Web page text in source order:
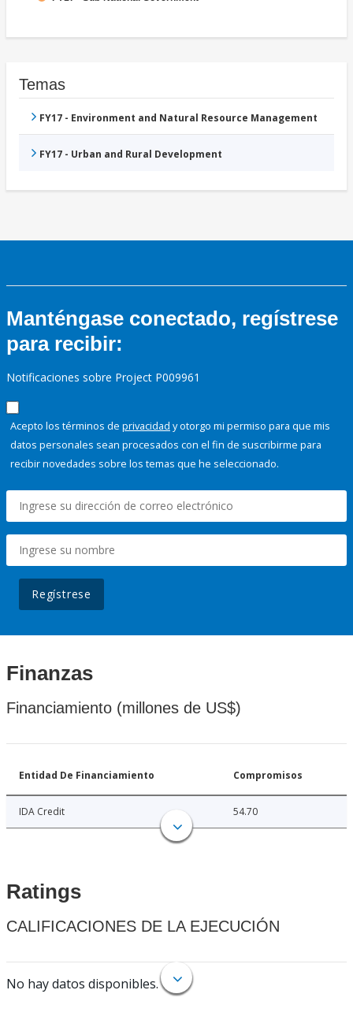
Temas
FY17 - Environment and Natural Resource Management
FY17 - Urban and Rural Development
Manténgase conectado, regístrese
para recibir:
Notificaciones sobre Project P009961
Acepto los términos de privacidad y otorgo mi permiso para que mis
datos personales sean procesados con el fin de suscribirme para
recibir novedades sobre los temas que he seleccionado.
Regístrese
Finanzas
Financiamiento (millones de US$)
Entidad De Financiamiento Compromisos
IDA Credit 54.70
Ratings
CALIFICACIONES DE LA EJECUCIÓN
No hay datos disponibles.